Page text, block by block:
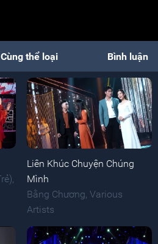
Cùng thể loại Bình luận
Liên Khúc Chuyện Chúng
Mình
Bằng Chương Various
Artists